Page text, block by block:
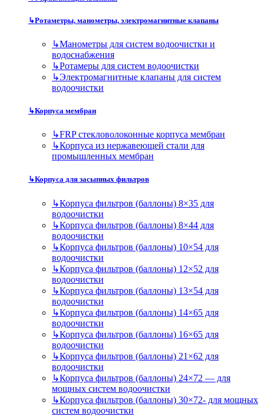
↳Ротаметры, манометры, электромагнитные клапаны
↳Манометры для систем водоочистки и
водоснабжения
↳Ротамеры для систем водоочистки
↳Электромагнитные клапаны для систем
водоочистки
↳Корпуса мембран
↳FRP стекловолоконные корпуса мембран
↳Корпуса из нержавеющей стали для
промышленных мембран
↳Корпуса для засыпных фильтров
↳Корпуса фильтров (баллоны) 8×35 для
водоочистки
↳Корпуса фильтров (баллоны) 8×44 для
водоочистки
↳Корпуса фильтров (баллоны) 10×54 для
водоочистки
↳Корпуса фильтров (баллоны) 12×52 для
водоочистки
↳Корпуса фильтров (баллоны) 13×54 для
водоочистки
↳Корпуса фильтров (баллоны) 14×65 для
водоочистки
↳Корпуса фильтров (баллоны) 16×65 для
водоочистки
↳Корпуса фильтров (баллоны) 21×62 для
водоочистки
↳Корпуса фильтров (баллоны) 24×72 — для
мощных систем водоочистки
↳Корпуса фильтров (баллоны) 30×72- для мощных
систем водоочистки